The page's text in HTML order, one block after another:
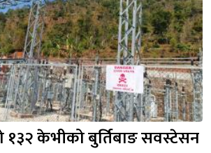
१३२ केभीको बुर्तिबाङ सवस्टेसन